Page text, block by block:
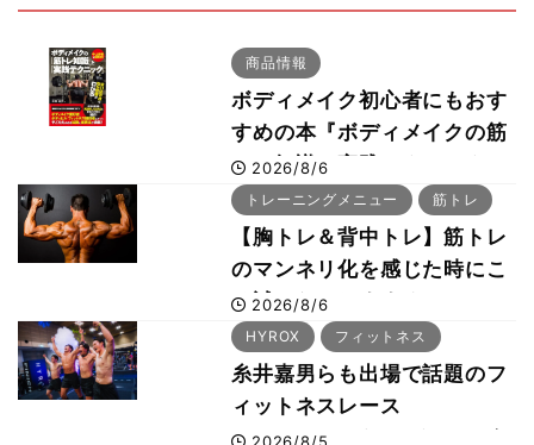
商品情報
ボディメイク初心者にもおす
すめの本『ボディメイクの筋
トレ知識と実践テクニック』
2026/8/6
トレーニングメニュー 筋トレ
【胸トレ＆背中トレ】筋トレ
のマンネリ化を感じた時にこ
そ試したいおすすめメニュー
「拮抗筋スーパーセット法」
2026/8/6
HYROX フィットネス
糸井嘉男らも出場で話題のフ
ィットネスレース
HYROX（ハイロックス）が
2026/8/5